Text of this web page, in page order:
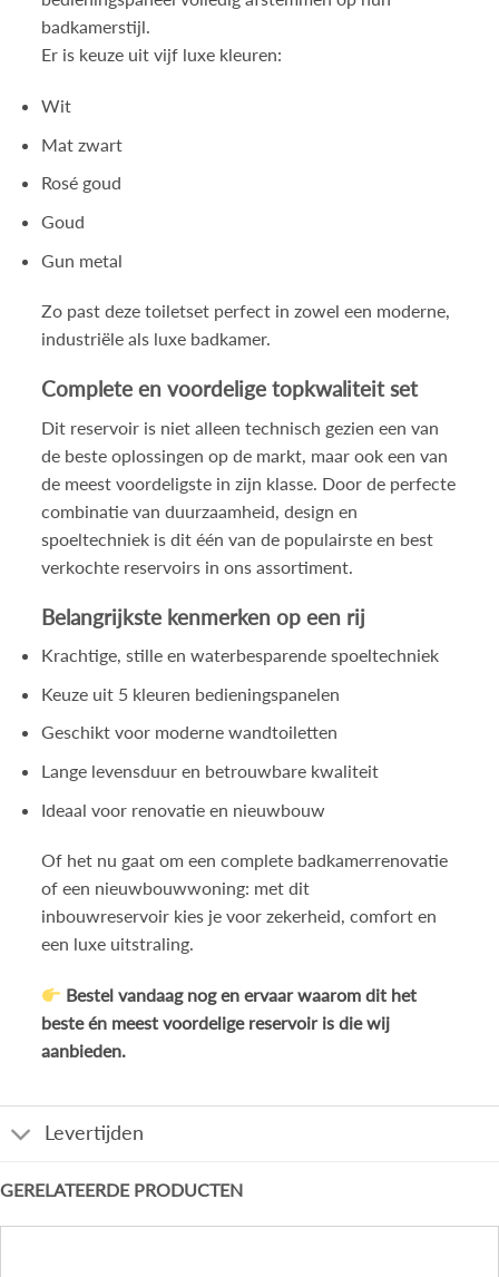
badkamerstijl.
Er is keuze uit vijf luxe kleuren:
Wit
Mat zwart
Rosé goud
Goud
Gun metal
Zo past deze toiletset perfect in zowel een moderne,
industriële als luxe badkamer.
Complete en voordelige topkwaliteit set
Dit reservoir is niet alleen technisch gezien een van
de beste oplossingen op de markt, maar ook een van
de meest voordeligste in zijn klasse. Door de perfecte
combinatie van duurzaamheid, design en
spoeltechniek is dit één van de populairste en best
verkochte reservoirs in ons assortiment.
Belangrijkste kenmerken op een rij
Krachtige, stille en waterbesparende spoeltechniek
Keuze uit 5 kleuren bedieningspanelen
Geschikt voor moderne wandtoiletten
Lange levensduur en betrouwbare kwaliteit
Ideaal voor renovatie en nieuwbouw
Of het nu gaat om een complete badkamerrenovatie
of een nieuwbouwwoning: met dit
inbouwreservoir kies je voor zekerheid, comfort en
een luxe uitstraling.
Bestel vandaag nog en ervaar waarom dit het
beste én meest voordelige reservoir is die wij
aanbieden.
Levertijden
GERELATEERDE PRODUCTEN